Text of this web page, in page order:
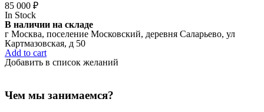
85 000 ₽
In Stock
В наличии на складе
г Москва, поселение Московский, деревня Саларьево, ул
Картмазовская, д 50
Add to cart
Добавить в список желаний
Чем мы занимаемся?